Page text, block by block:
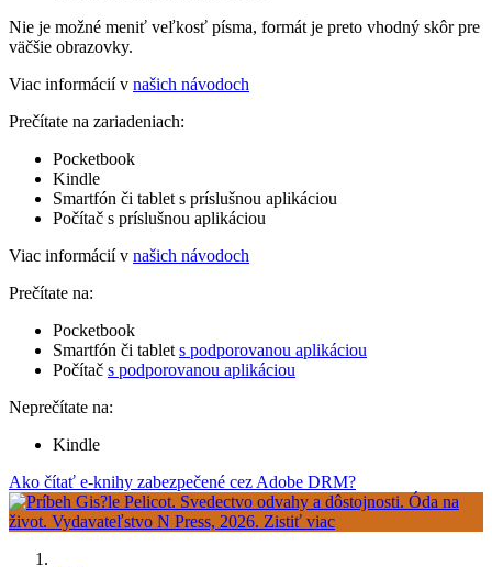
Nie je možné meniť veľkosť písma, formát je preto vhodný skôr pre
väčšie obrazovky.
Viac informácií v našich návodoch
Prečítate na zariadeniach:
Pocketbook
Kindle
Smartfón či tablet s príslušnou aplikáciou
Počítač s príslušnou aplikáciou
Viac informácií v našich návodoch
Prečítate na:
Pocketbook
Smartfón či tablet s podporovanou aplikáciou
Počítač s podporovanou aplikáciou
Neprečítate na:
Kindle
Ako čítať e-knihy zabezpečené cez Adobe DRM?